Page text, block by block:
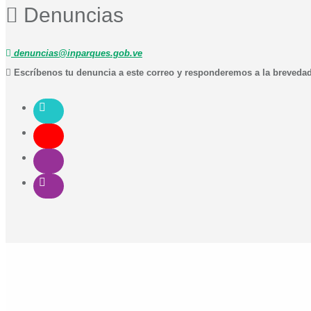
Denuncias
denuncias@inparques.gob.ve
Escríbenos tu denuncia a este correo y responderemos a la